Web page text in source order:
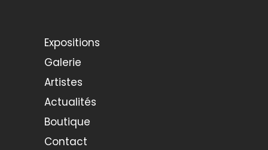
Expositions
Galerie
Artistes
Actualités
Boutique
Contact